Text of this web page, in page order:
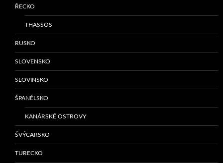
ŘECKO
THASSOS
RUSKO
SLOVENSKO
SLOVINSKO
ŠPANĚLSKO
KANÁRSKÉ OSTROVY
ŠVÝCARSKO
TURECKO